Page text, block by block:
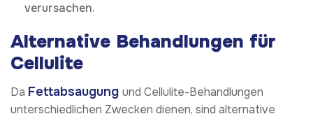
verursachen.
Alternative Behandlungen für
Cellulite
Da Fettabsaugung und Cellulite-Behandlungen
unterschiedlichen Zwecken dienen, sind alternative